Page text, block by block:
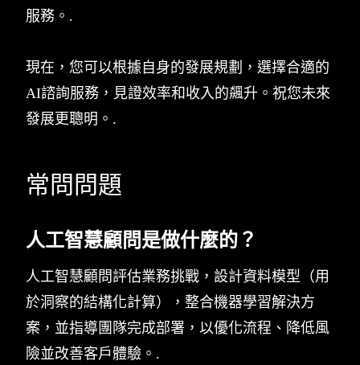
服務。.
現在，您可以根據自身的發展規劃，選擇合適的
AI諮詢服務，見證效率和收入的飆升。祝您未來
發展更聰明。.
常問問題
人工智慧顧問是做什麼的？
人工智慧顧問評估業務挑戰，設計資料模型（用
於洞察的結構化計算），整合機器學習解決方
案，並指導團隊完成部署，以優化流程、降低風
險並改善客戶體驗。.